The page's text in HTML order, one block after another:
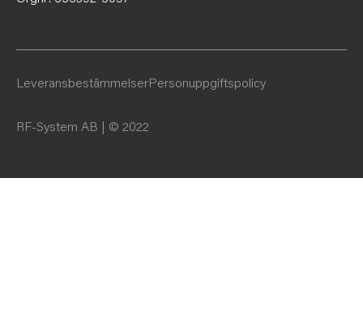
LeveransbestämmelserPersonuppgiftspolicy
RF-System AB | © 2022